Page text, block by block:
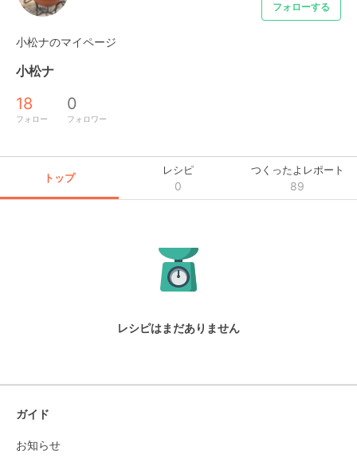
フォローする
小松ナのマイページ
小松ナ
18
フォロー
0
フォロワー
トップ
レシピ
0
つくったよレポート
89
レシピはまだありません
ガイド
お知らせ